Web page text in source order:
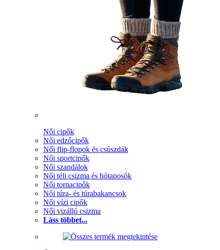
Női cipők
Női edzőcipők
Női flip-flopok és csúszdák
Női sportcipők
Női szandálok
Női téli csizma és hótaposók
Női tornacipők
Női túra- és túrabakancsok
Női vízi cipők
Női vizálló csizma
Láss többet...